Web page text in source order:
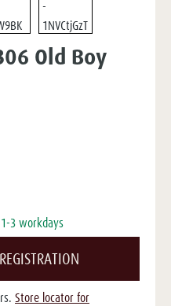
Old Boy
3 workdays
Store locator for